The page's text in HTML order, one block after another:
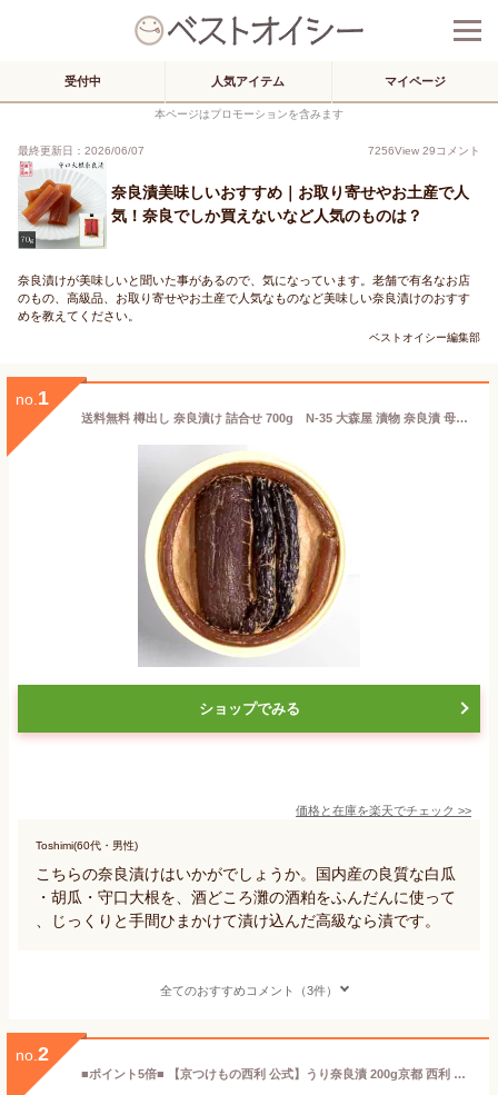
受付中 人気アイテム マイページ
本ページはプロモーションを含みます
最終更新日：2026/06/07 7256View 29コメント
奈良漬美味しいおすすめ｜お取り寄せやお土産で人
気！奈良でしか買えないなど人気のものは？
奈良漬けが美味しいと聞いた事があるので、気になっています。老舗で有名なお店
のもの、高級品、お取り寄せやお土産で人気なものなど美味しい奈良漬けのおすす
めを教えてください。
ベストオイシー編集部
no. 1
送料無料 樽出し 奈良漬け 詰合せ 700g N-35 大森屋 漬物 奈良漬 母の日 父の日 お中元 敬老の日 お歳暮 御年賀 ギフト 守口漬け うり きゅうり 白瓜 胡瓜 守口 大根 進物 贈答 帰省土産 プレゼント 土産 セット
ショップでみる
価格と在庫を楽天でチェック >>
Toshimi(60代・男性)
こちらの奈良漬けはいかがでしょうか。国内産の良質な白瓜
・胡瓜・守口大根を、酒どころ灘の酒粕をふんだんに使って
、じっくりと手間ひまかけて漬け込んだ高級なら漬です。
全てのおすすめコメント（3件）
no. 2
■ポイント5倍■ 【京つけもの西利 公式】うり奈良漬 200g京都 西利 漬物 京漬物 漬け物 お漬物 お土産 奈良漬け なら漬 粕漬け お茶漬け おつまみ ごはんのお供 うな重 鰻重 瓜